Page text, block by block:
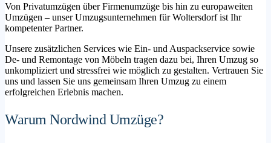
Von Privatumzügen über Firmenumzüge bis hin zu europaweiten
Umzügen – unser Umzugsunternehmen für Woltersdorf ist Ihr
kompetenter Partner.
Unsere zusätzlichen Services wie Ein- und Auspackservice sowie
De- und Remontage von Möbeln tragen dazu bei, Ihren Umzug so
unkompliziert und stressfrei wie möglich zu gestalten. Vertrauen Sie
uns und lassen Sie uns gemeinsam Ihren Umzug zu einem
erfolgreichen Erlebnis machen.
Warum Nordwind Umzüge?